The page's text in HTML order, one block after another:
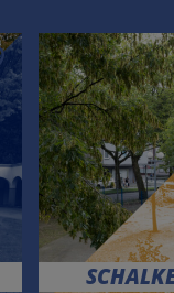
Speichern